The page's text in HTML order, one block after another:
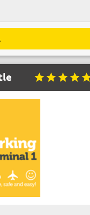
starstarstarstar